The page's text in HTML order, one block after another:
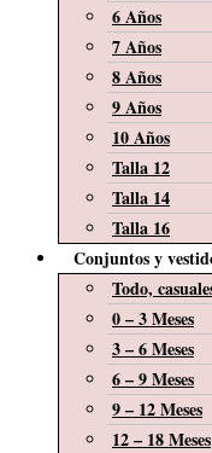
6 Años
7 Años
8 Años
9 Años
10 Años
Talla 12
Talla 14
Talla 16
Conjuntos y
Todo,
0 – 3 Meses
3 – 6 Meses
6 – 9 Meses
9 – 12 Meses
12 – 18 Meses